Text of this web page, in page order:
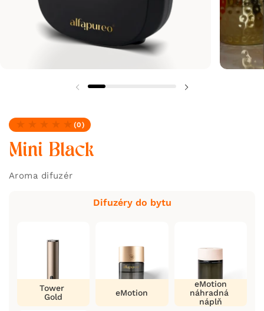
Žiadne recenzie
(0)
Mini Black
Aroma difuzér
Difuzéry do bytu
Tower
Gold
eMotion
eMotion
náhradná
náplň